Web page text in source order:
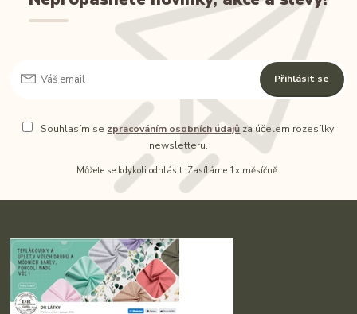
Přihlásit se
Souhlasím se zpracováním osobních údajů za účelem rozesílky
newsletteru.
Můžete se kdykoli odhlásit. Zasíláme 1x měsíčně.